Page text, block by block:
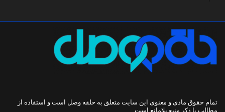
تمام حقوق مادی و معنوی این سایت متعلق به حلقه وصل است و استفاده از
مطالب با ذکر منبع بلامانع است.